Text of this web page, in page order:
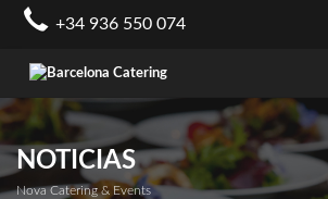
+34 936 550 074
NOTICIAS
Nova Catering & Events